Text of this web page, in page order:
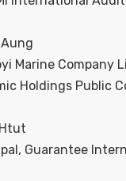
Marine Company
Holdings Public
Guarantee